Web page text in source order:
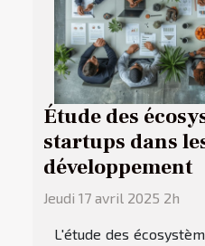
Étude des
startups dans
développement
Jeudi 17 avril 2025 2h
L'étude des